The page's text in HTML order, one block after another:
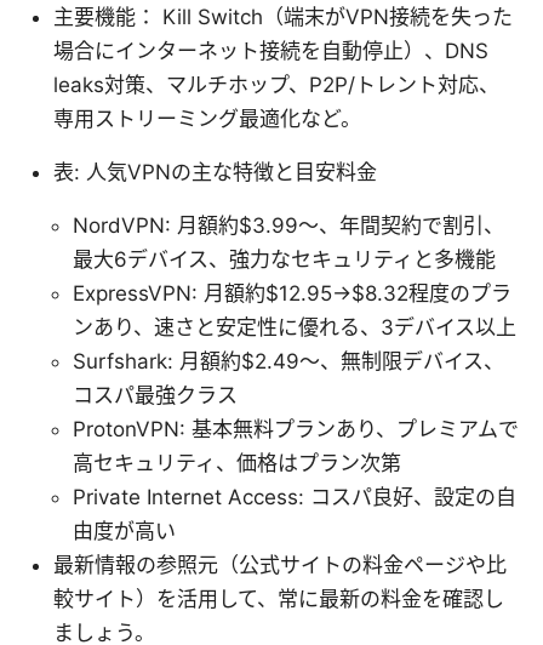
主要機能： Kill Switch（端末がVPN接続を失った
場合にインターネット接続を自動停止）、DNS
leaks対策、マルチホップ、P2P/トレント対応、
専用ストリーミング最適化など。
表: 人気VPNの主な特徴と目安料金
NordVPN: 月額約$3.99〜、年間契約で割引、
最大6デバイス、強力なセキュリティと多機能
ExpressVPN: 月額約$12.95→$8.32程度のプラ
ンあり、速さと安定性に優れる、3デバイス以上
Surfshark: 月額約$2.49〜、無制限デバイス、
コスパ最強クラス
ProtonVPN: 基本無料プランあり、プレミアムで
高セキュリティ、価格はプラン次第
Private Internet Access: コスパ良好、設定の自
由度が高い
最新情報の参照元（公式サイトの料金ページや比
較サイト）を活用して、常に最新の料金を確認し
ましょう。